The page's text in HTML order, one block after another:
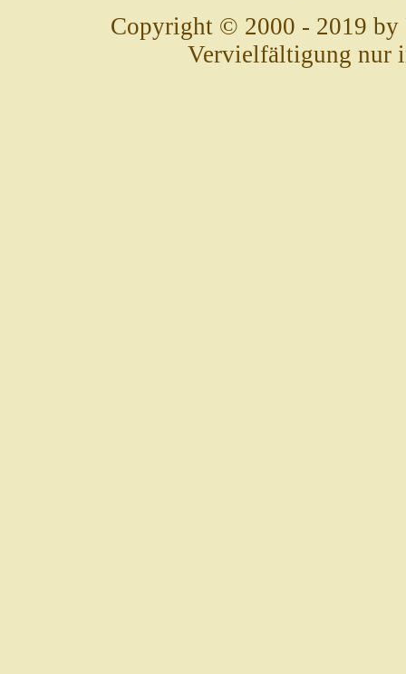
Copyright © 2000 - 2019 by
Vervielfältigung nur